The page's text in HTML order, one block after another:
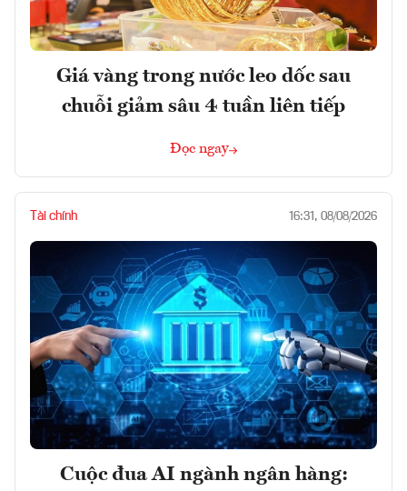
Giá vàng trong nước leo dốc sau
chuỗi giảm sâu 4 tuần liên tiếp
Đọc ngay
Tài chính 16:31, 08/08/2026
Cuộc đua AI ngành ngân hàng: